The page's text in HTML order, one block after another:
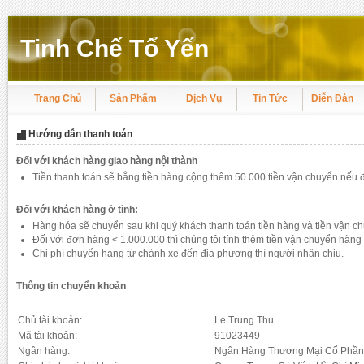
Tinh Chế Tổ Yến
Trang Chủ Sản Phẩm Dịch Vụ Tin Tức Diễn Đàn
Hướng dẫn thanh toán
Đối với khách hàng giao hàng nội thành
Tiền thanh toán sẽ bằng tiền hàng cộng thêm 50.000 tiền vận chuyển nếu
Đối với khách hàng ở tỉnh:
Hàng hóa sẽ chuyển sau khi quý khách thanh toán tiền hàng và tiền vận
Đối với đơn hàng < 1.000.000 thì chúng tôi tính thêm tiền vận chuyển
Chi phí chuyển hàng từ chành xe đến địa phương thì người nhận chịu.
Thông tin chuyển khoản
Chủ tài khoản:
Le Trung Thu
Mã tài khoản:
91023449
Ngân hàng:
Ngân Hàng Thương Mại Cổ